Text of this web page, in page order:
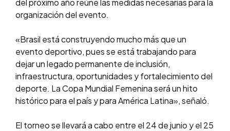
del próximo año reúne las medidas necesarias para la
organización del evento.
«Brasil está construyendo mucho más que un
evento deportivo, pues se está trabajando para
dejar un legado permanente de inclusión,
infraestructura, oportunidades y fortalecimiento del
deporte. La Copa Mundial Femenina será un hito
histórico para el país y para América Latina», señaló.
El torneo se llevará a cabo entre el 24 de junio y el 25